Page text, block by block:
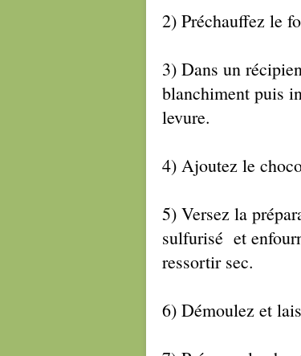
2) Préchauffez le
3) Dans un
blanchiment puis
levure.
4) Ajoutez le
5) Versez la
sulfurisé et
ressortir sec.
6) Démoulez et